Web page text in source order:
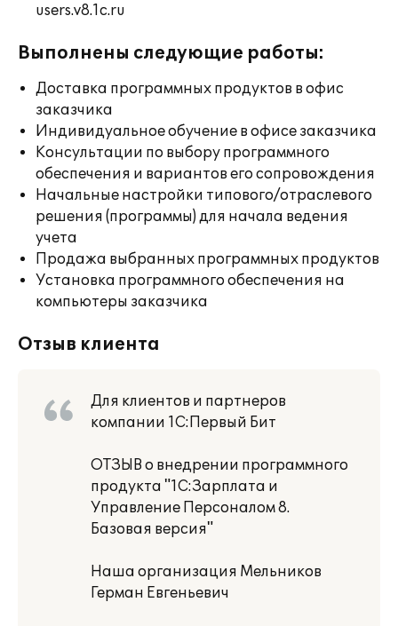
users.v8.1c.ru
Выполнены следующие работы:
Доставка программных продуктов в офис
заказчика
Индивидуальное обучение в офисе заказчика
Консультации по выбору программного
обеспечения и вариантов его сопровождения
Начальные настройки типового/отраслевого
решения (программы) для начала ведения
учета
Продажа выбранных программных продуктов
Установка программного обеспечения на
компьютеры заказчика
Отзыв клиента
Для клиентов и партнеров
компании 1С:Первый Бит
ОТЗЫВ о внедрении программного
продукта "1С:Зарплата и
Управление Персоналом 8.
Базовая версия"
Наша организация Мельников
Герман Евгеньевич